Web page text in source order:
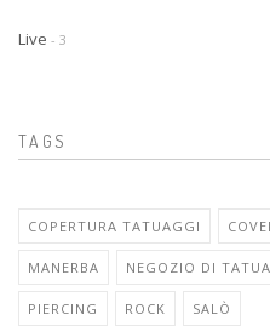
Live - 3
TAGS
COPERTURA TATUAGGI
MANERBA NEGOZIO DI
PIERCING ROCK SALÒ